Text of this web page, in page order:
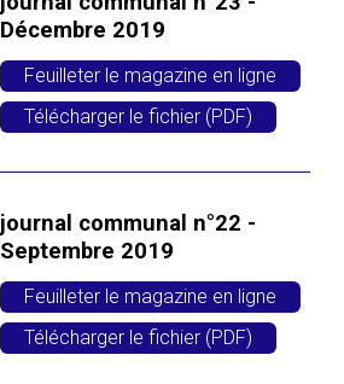
Décembre 2019
Feuilleter le magazine en ligne
Télécharger le fichier (PDF)
journal communal n°22 -
Septembre 2019
Feuilleter le magazine en ligne
Télécharger le fichier (PDF)